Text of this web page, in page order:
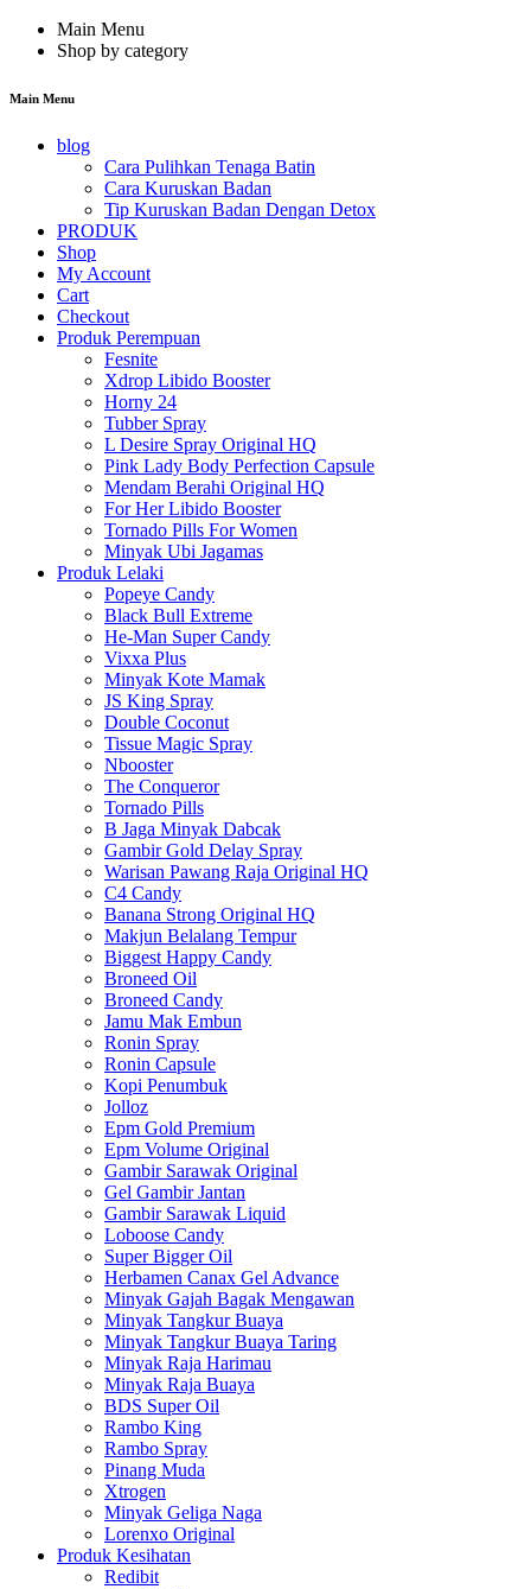
Main Menu
Shop by category
Main Menu
blog
Cara Pulihkan Tenaga Batin
Cara Kuruskan Badan
Tip Kuruskan Badan Dengan Detox
PRODUK
Shop
My Account
Cart
Checkout
Produk Perempuan
Fesnite
Xdrop Libido Booster
Horny 24
Tubber Spray
L Desire Spray Original HQ
Pink Lady Body Perfection Capsule
Mendam Berahi Original HQ
For Her Libido Booster
Tornado Pills For Women
Minyak Ubi Jagamas
Produk Lelaki
Popeye Candy
Black Bull Extreme
He-Man Super Candy
Vixxa Plus
Minyak Kote Mamak
JS King Spray
Double Coconut
Tissue Magic Spray
Nbooster
The Conqueror
Tornado Pills
B Jaga Minyak Dabcak
Gambir Gold Delay Spray
Warisan Pawang Raja Original HQ
C4 Candy
Banana Strong Original HQ
Makjun Belalang Tempur
Biggest Happy Candy
Broneed Oil
Broneed Candy
Jamu Mak Embun
Ronin Spray
Ronin Capsule
Kopi Penumbuk
Jolloz
Epm Gold Premium
Epm Volume Original
Gambir Sarawak Original
Gel Gambir Jantan
Gambir Sarawak Liquid
Loboose Candy
Super Bigger Oil
Herbamen Canax Gel Advance
Minyak Gajah Bagak Mengawan
Minyak Tangkur Buaya
Minyak Tangkur Buaya Taring
Minyak Raja Harimau
Minyak Raja Buaya
BDS Super Oil
Rambo King
Rambo Spray
Pinang Muda
Xtrogen
Minyak Geliga Naga
Lorenxo Original
Produk Kesihatan
Redibit